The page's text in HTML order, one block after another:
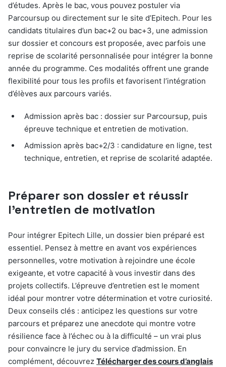
d’études. Après le bac, vous pouvez postuler via
Parcoursup ou directement sur le site d’Epitech. Pour les
candidats titulaires d’un bac+2 ou bac+3, une admission
sur dossier et concours est proposée, avec parfois une
reprise de scolarité personnalisée pour intégrer la bonne
année du programme. Ces modalités offrent une grande
flexibilité pour tous les profils et favorisent l’intégration
d’élèves aux parcours variés.
Admission après bac : dossier sur Parcoursup, puis
épreuve technique et entretien de motivation.
Admission après bac+2/3 : candidature en ligne, test
technique, entretien, et reprise de scolarité adaptée.
Préparer son dossier et réussir
l’entretien de motivation
Pour intégrer Epitech Lille, un dossier bien préparé est
essentiel. Pensez à mettre en avant vos expériences
personnelles, votre motivation à rejoindre une école
exigeante, et votre capacité à vous investir dans des
projets collectifs. L’épreuve d’entretien est le moment
idéal pour montrer votre détermination et votre curiosité.
Deux conseils clés : anticipez les questions sur votre
parcours et préparez une anecdote qui montre votre
résilience face à l’échec ou à la difficulté – un vrai plus
pour convaincre le jury du service d’admission. En
complément, découvrez Télécharger des cours d’anglais